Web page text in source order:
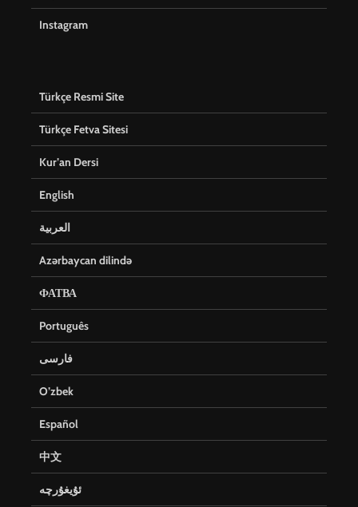
Instagram
Türkçe Resmi Site
Türkçe Fetva Sitesi
Kur’an Dersi
English
العربية
Azərbaycan dilində
ФАТВА
Português
فارسی
O’zbek
Español
中文
ئۇيغۇرچە